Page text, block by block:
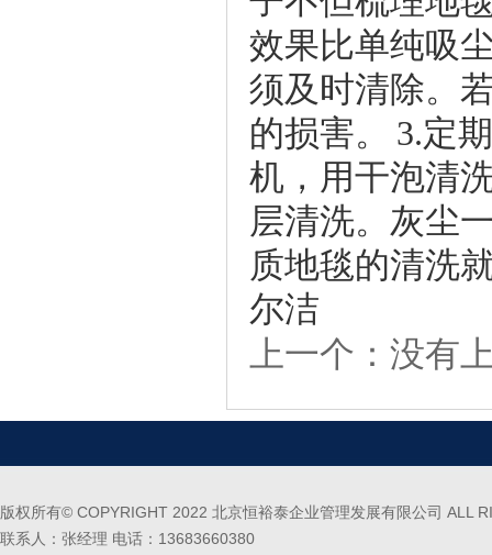
效果比单纯吸
须及时清除。
的损害。 3.定
机，用干泡清
层清洗。灰尘
质地毯的清洗
尔洁
上一个：没有
版权所有© COPYRIGHT 2022 北京恒裕泰企业管理发展有限公司 ALL
联系人：张经理 电话：13683660380